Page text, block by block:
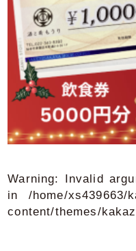
Warning: Invalid
in /home/xs439663/
content/themes/